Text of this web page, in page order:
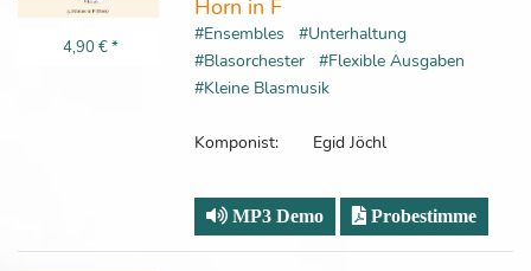
4,90 €*
Horn in F
#Ensembles
#Unterhaltung
#Blasorchester
#Flexible Ausgaben
#Kleine Blasmusik
Komponist: Egid Jöchl
MP3 Demo Probestimme